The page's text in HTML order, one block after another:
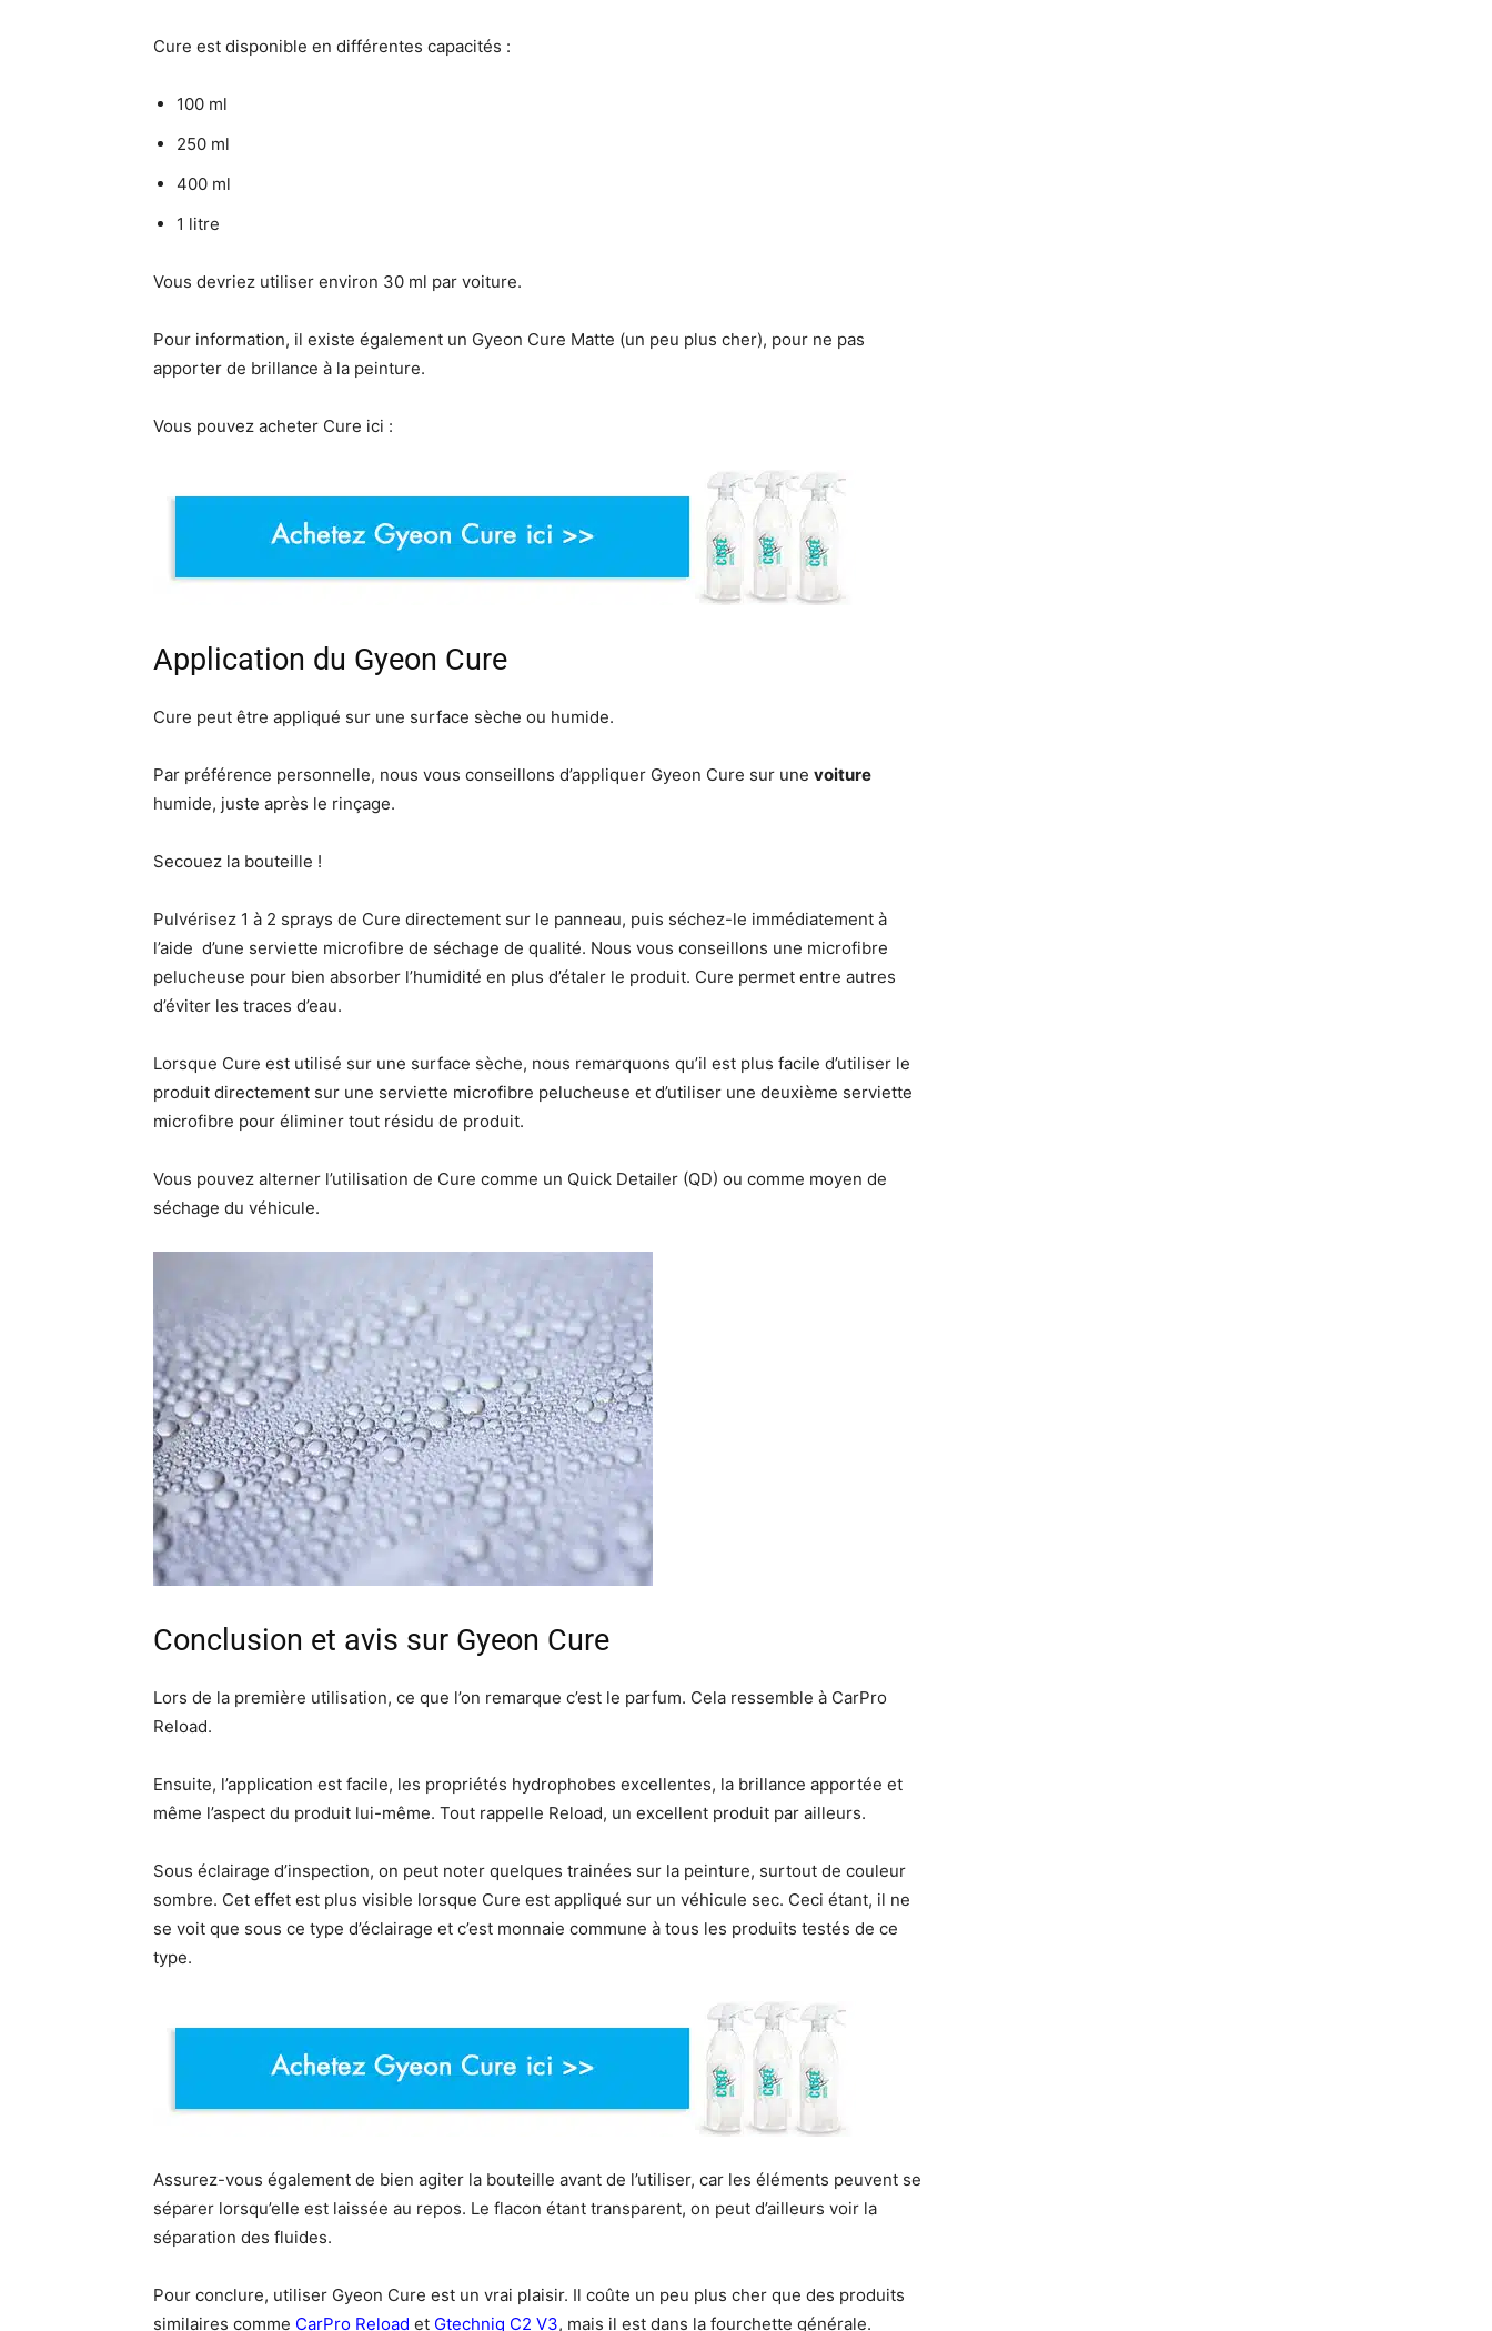
Cure est disponible en différentes capacités :
100 ml
250 ml
400 ml
1 litre
Vous devriez utiliser environ 30 ml par voiture.
Pour information, il existe également un Gyeon Cure Matte (un peu plus cher), pour ne pas
apporter de brillance à la peinture.
Vous pouvez acheter Cure ici :
Application du Gyeon Cure
Cure peut être appliqué sur une surface sèche ou humide.
Par préférence personnelle, nous vous conseillons d’appliquer Gyeon Cure sur une voiture
humide, juste après le rinçage.
Secouez la bouteille !
Pulvérisez 1 à 2 sprays de Cure directement sur le panneau, puis séchez-le immédiatement à
l’aide d’une serviette microfibre de séchage de qualité. Nous vous conseillons une microfibre
pelucheuse pour bien absorber l’humidité en plus d’étaler le produit. Cure permet entre autres
d’éviter les traces d’eau.
Lorsque Cure est utilisé sur une surface sèche, nous remarquons qu’il est plus facile d’utiliser le
produit directement sur une serviette microfibre pelucheuse et d’utiliser une deuxième serviette
microfibre pour éliminer tout résidu de produit.
Vous pouvez alterner l’utilisation de Cure comme un Quick Detailer (QD) ou comme moyen de
séchage du véhicule.
Conclusion et avis sur Gyeon Cure
Lors de la première utilisation, ce que l’on remarque c’est le parfum. Cela ressemble à CarPro
Reload.
Ensuite, l’application est facile, les propriétés hydrophobes excellentes, la brillance apportée et
même l’aspect du produit lui-même. Tout rappelle Reload, un excellent produit par ailleurs.
Sous éclairage d’inspection, on peut noter quelques trainées sur la peinture, surtout de couleur
sombre. Cet effet est plus visible lorsque Cure est appliqué sur un véhicule sec. Ceci étant, il ne
se voit que sous ce type d’éclairage et c’est monnaie commune à tous les produits testés de ce
type.
Assurez-vous également de bien agiter la bouteille avant de l’utiliser, car les éléments peuvent se
séparer lorsqu’elle est laissée au repos. Le flacon étant transparent, on peut d’ailleurs voir la
séparation des fluides.
Pour conclure, utiliser Gyeon Cure est un vrai plaisir. Il coûte un peu plus cher que des produits
similaires comme CarPro Reload et Gtechniq C2 V3, mais il est dans la fourchette générale.